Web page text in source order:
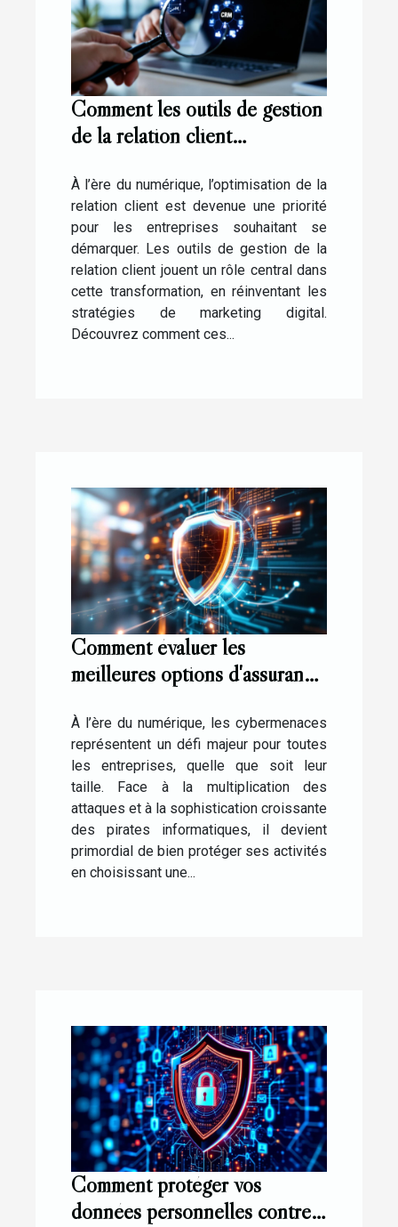
Comment les outils de gestion
de la relation client
digital ?
À l’ère du numérique, l’optimisation de la
relation client est devenue une priorité
pour les entreprises souhaitant se
démarquer. Les outils de gestion de la
relation client jouent un rôle central dans
cette transformation, en réinventant les
stratégies de marketing digital.
Découvrez comment ces...
Comment évaluer les
meilleures options d'assurance
À l’ère du numérique, les cybermenaces
représentent un défi majeur pour toutes
les entreprises, quelle que soit leur
taille. Face à la multiplication des
attaques et à la sophistication croissante
des pirates informatiques, il devient
primordial de bien protéger ses activités
en choisissant une...
Comment protéger vos
données personnelles contre